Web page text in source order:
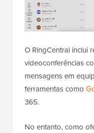
O RingCentral inclui
videoconferências
mensagens em
ferramentas como
365.
No entanto, como